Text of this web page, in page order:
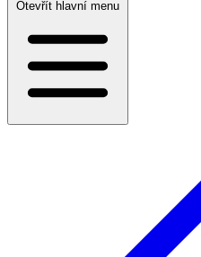
Otevřít hlavní menu